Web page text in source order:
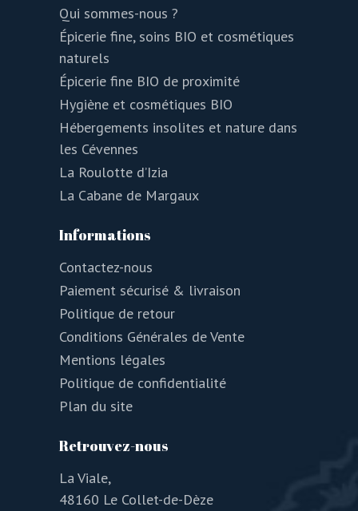
Qui sommes-nous ?
Épicerie fine, soins BIO et cosmétiques
naturels
Épicerie fine BIO de proximité
Hygiène et cosmétiques BIO
Hébergements insolites et nature dans
les Cévennes
La Roulotte d’Izia
La Cabane de Margaux
Informations
Contactez-nous
Paiement sécurisé & livraison
Politique de retour
Conditions Générales de Vente
Mentions légales
Politique de confidentialité
Plan du site
Retrouvez-nous
La Viale,
48160 Le Collet-de-Dèze